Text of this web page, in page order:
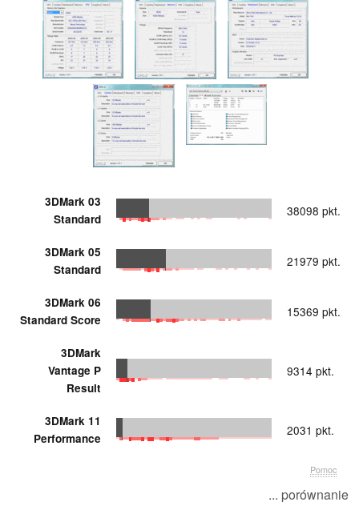
3DMark 03
Standard
38098 pkt.
3DMark 05
Standard
21979 pkt.
3DMark 06
Standard Score
15369 pkt.
3DMark
Vantage P
Result
9314 pkt.
3DMark 11
Performance
2031 pkt.
Pomoc
... porównanie